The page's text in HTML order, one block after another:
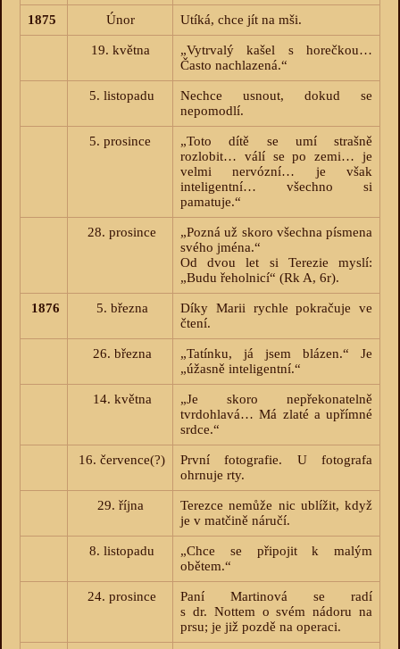
1875 Únor Utíká, chce jít na mši.
19. května
„Vytrvalý kašel s horečkou…
Často nachlazená.“
5. listopadu
Nechce usnout, dokud se
nepomodlí.
5. prosince
„Toto dítě se umí strašně
rozlobit… válí se po zemi… je
velmi nervózní… je však
inteligentní… všechno si
pamatuje.“
28. prosince
„Pozná už skoro všechna písmena
svého jména.“
Od dvou let si Terezie myslí:
„Budu řeholnicí“ (Rk A, 6r).
1876 5. března
Díky Marii rychle pokračuje ve
čtení.
26. března
„Tatínku, já jsem blázen.“ Je
„úžasně inteligentní.“
14. května
„Je skoro nepřekonatelně
tvrdohlavá… Má zlaté a upřímné
srdce.“
16. července(?)
První fotografie. U fotografa
ohrnuje rty.
29. října
Terezce nemůže nic ublížit, když
je v matčině náručí.
8. listopadu
„Chce se připojit k malým
obětem.“
24. prosince
Paní Martinová se radí
s dr. Nottem o svém nádoru na
prsu; je již pozdě na operaci.